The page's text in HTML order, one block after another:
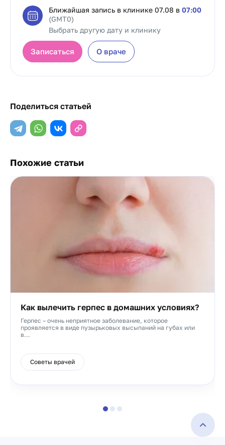
Ближайшая запись в клинике 07.08 в 07:00
(GMT0)
Выбрать другую дату и клинику
Записаться О враче
Поделиться статьей
Похожие статьи
Как вылечить герпес в домашних условиях?
Герпес – очень неприятное заболевание, которое
проявляется в виде пузырьковых высыпаний на губах или
в...
Советы врачей